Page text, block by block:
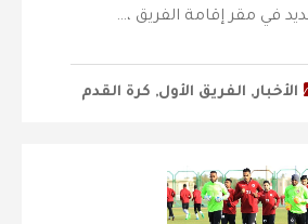
في مقر إقامة الفريق ،…
الأخبار, الفريق الأول, كرة القدم